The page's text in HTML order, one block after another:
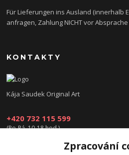
Für Lieferungen ins Ausland (innerhalb
anfragen, Zahlung NICHT vor
KONTAKTY
Kája Saudek Original Art
+420 732 115 599
(Po-Pá, 10-18 hod.)
obchod@kajasaudek.cz
Zpracování